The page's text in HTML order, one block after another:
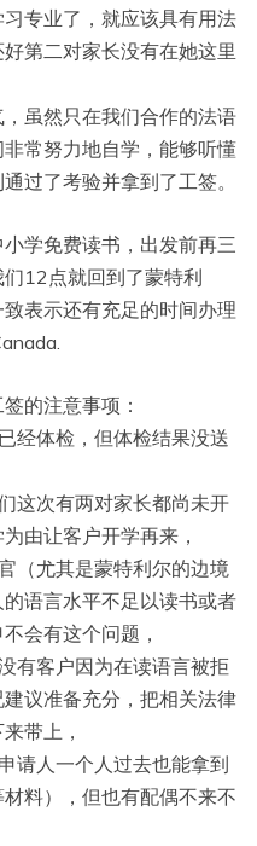
专业了，就应该具有用法
第二对家长没有在她这里
虽然只在我们合作的法语
常努力地自学，能够听懂
过了考验并拿到了工签。
学免费读书，出发前再三
12点就回到了蒙特利
表示还有充足的时间办理
的注意事项：
体检，但体检结果没送
次有两对家长都尚未开
由让客户开学再来，
尤其是蒙特利尔的边境
语言水平不足以读书或者
会有这个问题，
客户因为在读语言被拒
议准备充分，把相关法律
带上，
人一个人过去也能拿到
料），但也有配偶不来不